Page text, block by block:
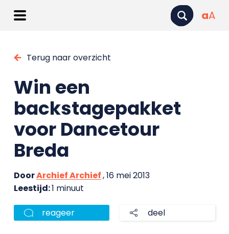
aA
Terug naar overzicht
Win een
backstagepakket
voor Dancetour
Breda
DoorArchief Archief, 16 mei 2013
Leestijd:1 minuut
reageer deel